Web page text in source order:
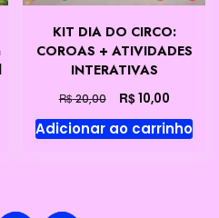
KIT DIA DO CIRCO:
COROAS + ATIVIDADES
INTERATIVAS
R$20,00
preço
original
R$10,00O
preço
atual
Adicionar ao carrinho